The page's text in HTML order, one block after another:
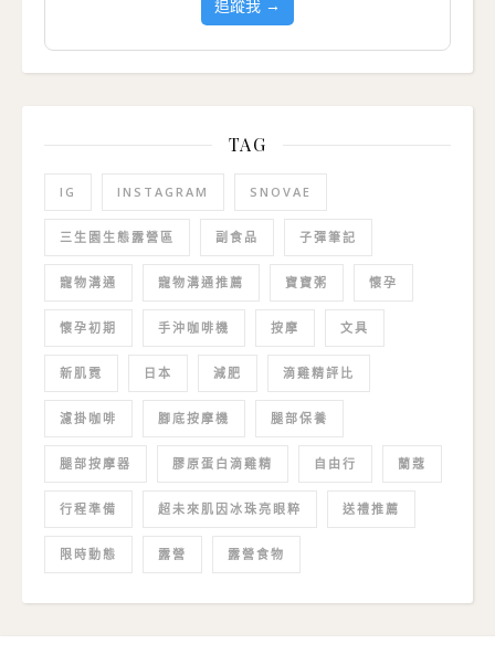
追蹤我 →
TAG
IG INSTAGRAM SNOVAE
三生園生態露營區 副食品 子彈筆記
寵物溝通 寵物溝通推薦 寶寶粥 懷孕
懷孕初期 手沖咖啡機 按摩 文具
新肌霓 日本 減肥 滴雞精評比
濾掛咖啡 腳底按摩機 腿部保養
腿部按摩器 膠原蛋白滴雞精 自由行 蘭蔻
行程準備 超未來肌因冰珠亮眼粹 送禮推薦
限時動態 露營 露營食物